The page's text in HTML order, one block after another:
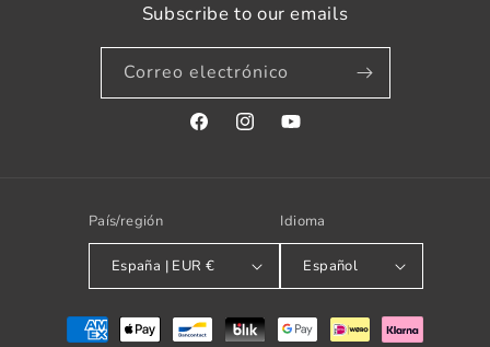
Subscribe to our emails
Correo electrónico
FacebookInstagramYouTube
País/región
España | EUR €
Idioma
Español
Formas